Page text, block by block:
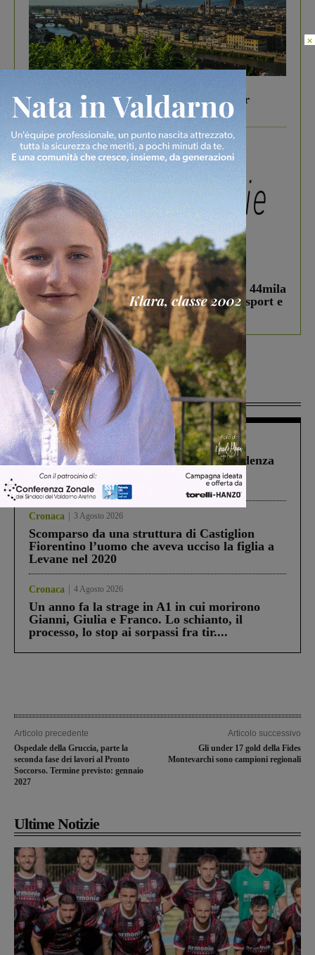
Gita di famiglia a Firenze: 5 idee per far
divertire i tuoi figli
In vetrina 3 Agosto 2026
Estra Notizie agosto: Smart Cities, oltre 44mila
studenti coinvolti, torna il bando per lo sport e
debutta il podcast Estrair
Più lette
Figline Incisa Valdarno 1 Agosto 2026
Piscina di Figline finanziata oltre la scadenza
Pnrr, il gruppo di Fratelli d’Italia: “Un
ringraziamento al Governo”
Cronaca 3 Agosto 2026
Scomparso da una struttura di Castiglion
Fiorentino l’uomo che aveva ucciso la figlia a
Levane nel 2020
Cronaca 4 Agosto 2026
Un anno fa la strage in A1 in cui morirono
Gianni, Giulia e Franco. Lo schianto, il
processo, lo stop ai sorpassi fra tir....
Articolo precedente
Ospedale della Gruccia, parte la
seconda fase dei lavori al Pronto
Soccorso. Termine previsto: gennaio
2027
Articolo successivo
Gli under 17 gold della Fides
Montevarchi sono campioni regionali
Ultime Notizie
×